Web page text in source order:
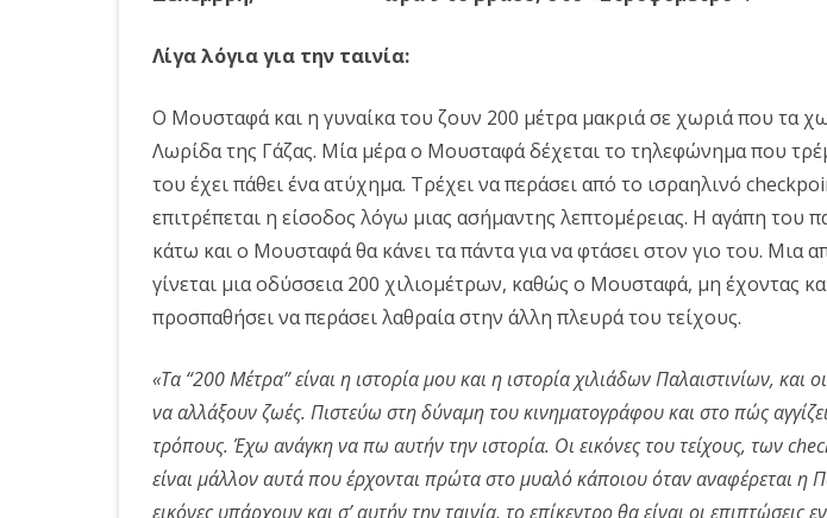
ε
ς
τ
ο
υ
Κ
Κ
Ε
Λίγα λόγια για την ταινία:
Ο Μουσταφά και η γυναίκα του ζουν 200 μέτρα μακριά σε χωριά που τα
Λωρίδα της Γάζας. Μία μέρα ο Μουσταφά δέχεται το τηλεφώνημα που
του έχει πάθει ένα ατύχημα. Τρέχει να περάσει από το ισραηλινό
επιτρέπεται η είσοδος λόγω μιας ασήμαντης λεπτομέρειας. Η αγάπη του
κάτω και ο Μουσταφά θα κάνει τα πάντα για να φτάσει στον γιο του. Μια
γίνεται μια οδύσσεια 200 χιλιομέτρων, καθώς ο Μουσταφά, μη έχοντας
προσπαθήσει να περάσει λαθραία στην άλλη πλευρά του τείχους.
«Τα “200 Μέτρα” είναι η ιστορία μου και η ιστορία χιλιάδων Παλαιστινίων, και
να αλλάξουν ζωές. Πιστεύω στη δύναμη του κινηματογράφου και στο πώς
τρόπους. Έχω ανάγκη να πω αυτήν την ιστορία. Οι εικόνες του τείχους, των
είναι μάλλον αυτά που έρχονται πρώτα στο μυαλό κάποιου όταν αναφέρεται η
εικόνες υπάρχουν και σ’ αυτήν την ταινία, το επίκεντρο θα είναι οι επιπτώσεις